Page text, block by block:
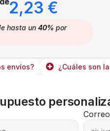
2,23 €
hasta un40% por
envíos? ¿Cuáles son